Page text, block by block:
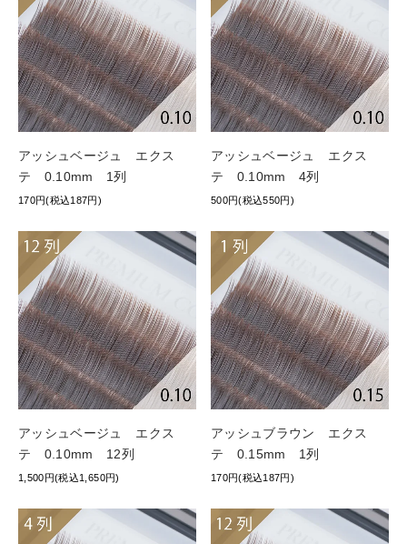
アッシュベージュ エクス
テ 0.10mm 1列
170円(税込187円)
アッシュベージュ エクス
テ 0.10mm 4列
500円(税込550円)
アッシュベージュ エクス
テ 0.10mm 12列
1,500円(税込1,650円)
アッシュブラウン エクス
テ 0.15mm 1列
170円(税込187円)